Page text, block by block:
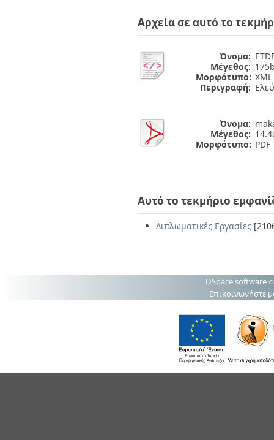
Αρχεία σε αυτό το
Όνομα:
Μέγεθος:
Μορφότυπο: XML
Περιγραφή:
Όνομα:
Μέγεθος:
Μορφότυπο: PDF
Αυτό το τεκμήριο
Διπλωματικές Εργασίες
DSpace software
Επικοινωνήστε